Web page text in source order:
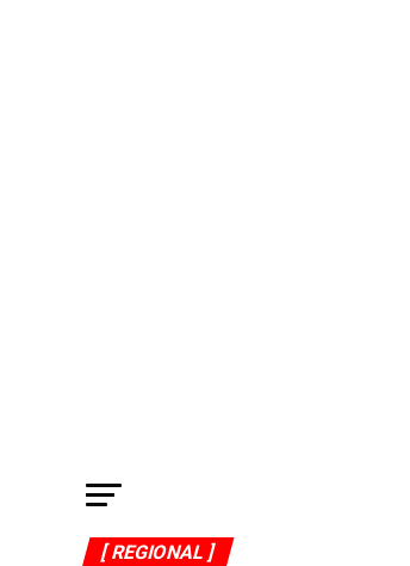
[ REGIONAL ]